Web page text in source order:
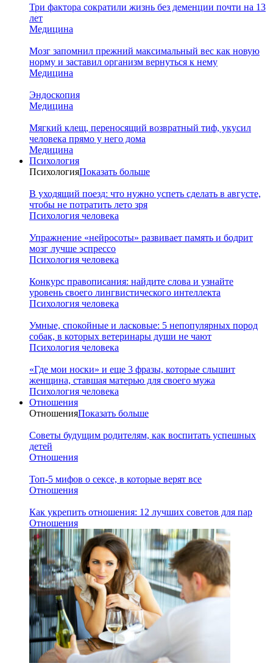
Три фактора сократили жизнь без деменции почти на 13
лет
Медицина
Мозг запомнил прежний максимальный вес как новую
норму и заставил организм вернуться к нему
Медицина
Эндоскопия
Медицина
Мягкий клещ, переносящий возвратный тиф, укусил
человека прямо у него дома
Медицина
Психология
ПсихологияПоказать больше
В уходящий поезд: что нужно успеть сделать в августе,
чтобы не потратить лето зря
Психология человека
Упражнение «нейросоты» развивает память и бодрит
мозг лучше эспрессо
Психология человека
Конкурс правописания: найдите слова и узнайте
уровень своего лингвистического интеллекта
Психология человека
Умные, спокойные и ласковые: 5 непопулярных пород
собак, в которых ветеринары души не чают
Психология человека
«Где мои носки» и еще 3 фразы, которые слышит
женщина, ставшая матерью для своего мужа
Психология человека
Отношения
ОтношенияПоказать больше
Советы будущим родителям, как воспитать успешных
детей
Отношения
Топ-5 мифов о сексе, в которые верят все
Отношения
Как укрепить отношения: 12 лучших советов для пар
Отношения